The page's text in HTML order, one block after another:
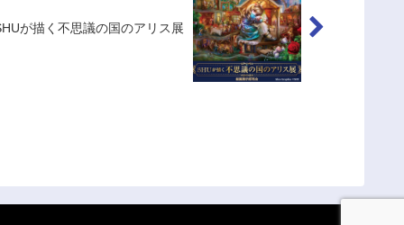
が描く不思議の国のアリス展